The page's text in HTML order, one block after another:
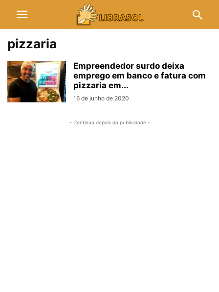
pizzaria
Empreendedor surdo deixa
emprego em banco e fatura com
pizzaria em...
16 de junho de 2020
- Continua depois da publicidade -